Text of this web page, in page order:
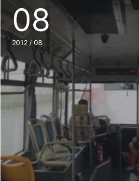
08
2012 / 08